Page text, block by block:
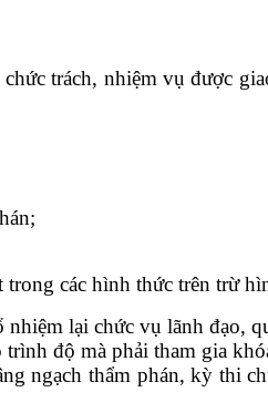
trách, nhiệm vụ được
các hình thức trên trừ
lại chức vụ lãnh đạo,
độ mà phải tham gia
ngạch thẩm phán, kỳ thi